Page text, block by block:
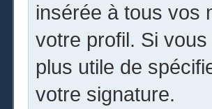
insérée à tous vos
votre profil. Si
plus utile de
votre signature.